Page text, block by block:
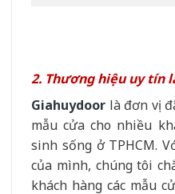
2. Thương hiệu uy tín
Giahuydoor là đơn vị
mẫu cửa cho nhiều
sinh sống ở TPHCM.
của mình, chúng tôi
khách hàng các mẫu